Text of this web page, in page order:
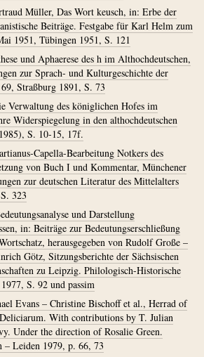
Müller, Das Wort keusch, in: Erbe der
Beiträge. Festgabe für Karl Helm zum
1951, Tübingen 1951, S. 121
und Aphaerese des h im Althochdeutschen,
zur Sprach- und Kulturgeschichte der
Straßburg 1891, S. 73
Verwaltung des königlichen Hofes im
Widerspiegelung in den althochdeutschen
S. 10-15, 17f.
Capella-Bearbeitung Notkers des
von Buch I und Kommentar, Münchener
zur deutschen Literatur des Mittelalters
323
und Darstellung
in: Beiträge zur Bedeutungserschließung
herausgegeben von Rudolf Große –
Götz, Sitzungsberichte der Sächsischen
zu Leipzig. Philologisch-Historische
S. 92 und passim
Evans – Christine Bischoff et al., Herrad of
With contributions by T. Julian
Under the direction of Rosalie Green.
– Leiden 1979, p. 66, 73